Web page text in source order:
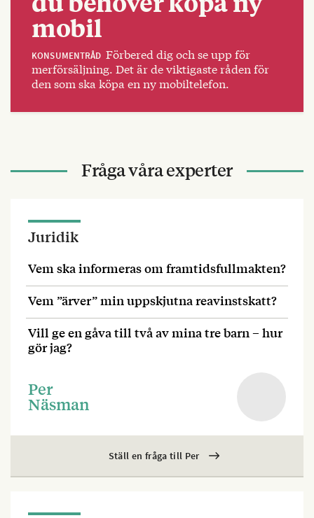
mobil
KONSUMENTRÅD Förbered dig och se upp för
merförsäljning. Det är de viktigaste råden för
den som ska köpa en ny mobiltelefon.
Fråga våra experter
Juridik
Vem ska informeras om framtidsfullmakten?
Vem ”ärver” min uppskjutna reavinstskatt?
Vill ge en gåva till två av mina tre barn – hur
gör jag?
Per
Näsman
Ställ en fråga till Per